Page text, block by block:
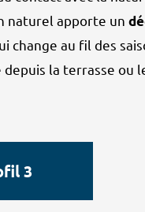
naturel apporte un
change au fil des
depuis la terrasse ou
3